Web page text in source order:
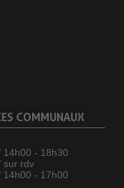
COMMUNAUX
14h00 - 18h30
sur rdv
14h00 - 17h00